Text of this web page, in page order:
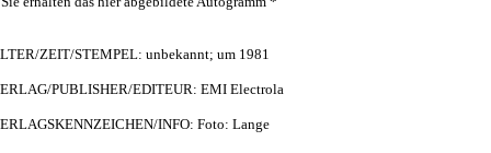
ZEIT/STEMPEL: unbekannt; um 1981
PUBLISHER/EDITEUR: EMI Electrola
INFO: Foto: Lange